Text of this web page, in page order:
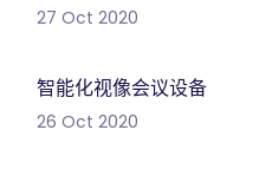
27 Oct 2020
智能化视像会议设备
26 Oct 2020